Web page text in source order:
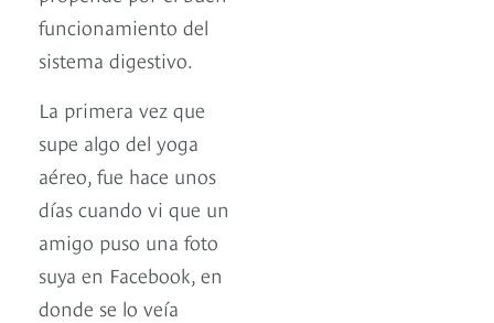
funcionamiento del
sistema digestivo.
La primera vez que
supe algo del yoga
aéreo, fue hace unos
días cuando vi que un
amigo puso una foto
suya en Facebook, en
donde se lo veía